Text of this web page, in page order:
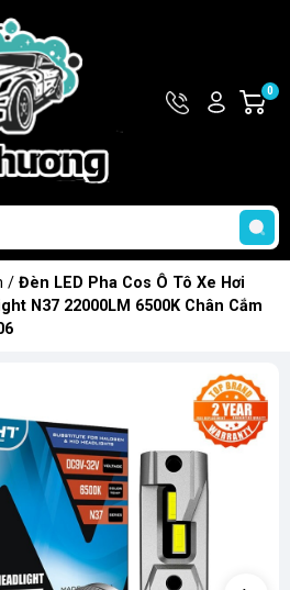
HotlineTài
khoản
0
/ Đèn LED Pha Cos Ô Tô Xe Hơi
N37 22000LM 6500K Chân Cắm